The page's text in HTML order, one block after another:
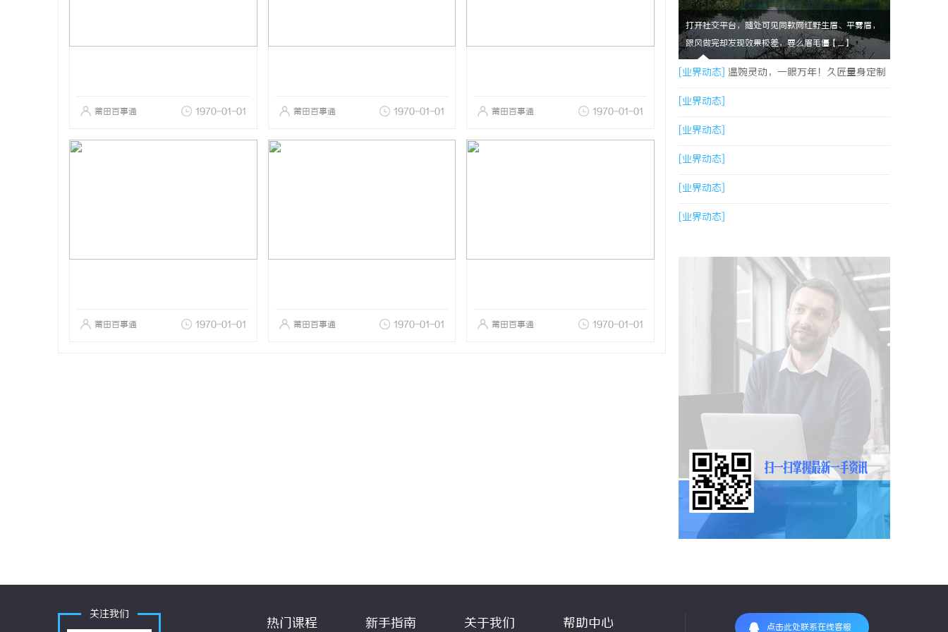
莆田百事通 1970-01-01 莆田百事通 1970-01-01 莆田百事通 1970-01-01
莆田百事通 1970-01-01 莆田百事通 1970-01-01 莆田百事通 1970-01-01
打开社交平台，随处可见同款网红野生眉、平雾眉，
跟风做完却发现效果极差，要么眉毛僵【....】
[业界动态] 温婉灵动，一眼万年！久匠量身定制
的眉眼唇，才是你整张脸的点睛之笔！淡颜系女
生的气质加分项
[业界动态]
[业界动态]
[业界动态]
[业界动态]
[业界动态]
关注我们
热门课程 新手指南 关于我们 帮助中心 点击此处联系在线客服